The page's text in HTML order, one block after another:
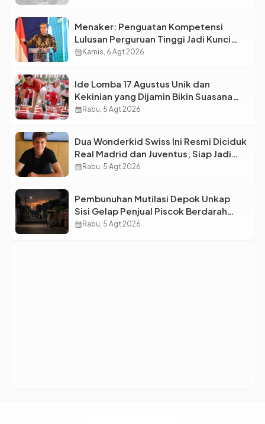
Menaker: Penguatan Kompetensi
Lulusan Perguruan Tinggi Jadi Kunci
Menjawab Kebutuhan Dunia Kerja
calendar_monthKamis, 6 Agt 2026
Ide Lomba 17 Agustus Unik dan
Kekinian yang Dijamin Bikin Suasana
Makin Pecah
calendar_monthRabu, 5 Agt 2026
Dua Wonderkid Swiss Ini Resmi Diciduk
Real Madrid dan Juventus, Siap Jadi
Bintang Baru Eropa
calendar_monthRabu, 5 Agt 2026
Pembunuhan Mutilasi Depok Unkap
Sisi Gelap Penjual Piscok Berdarah
Dingin
calendar_monthRabu, 5 Agt 2026